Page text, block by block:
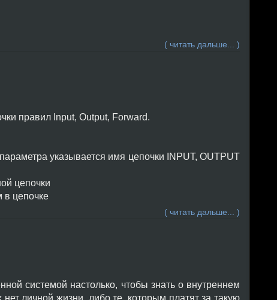
( читать дальше... )
правил Input, Output, Forward.
указывается имя цепочки INPUT, OUTPUT
цепочки
в цепочке
( читать дальше... )
системой настолько, чтобы знать о внутреннем
личной жизни, либо те, которым платят за такую